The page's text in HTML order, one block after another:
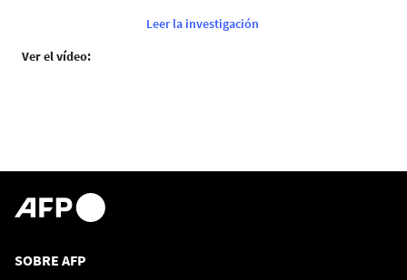
Leer la investigación
Ver el vídeo:
SOBRE AFP